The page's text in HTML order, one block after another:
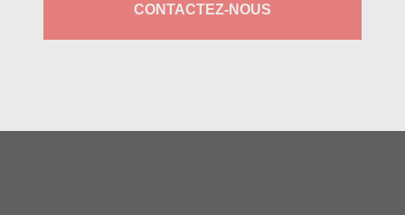
CONTACTEZ-NOUS